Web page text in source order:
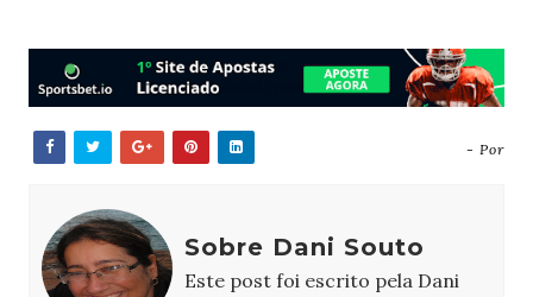
- Por
Sobre Dani Souto
Este post foi escrito pela Dani